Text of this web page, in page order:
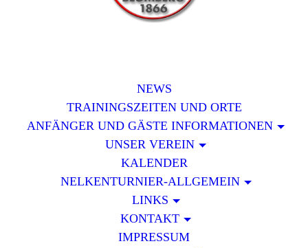
NEWS
TRAININGSZEITEN UND ORTE
ANFÄNGER UND GÄSTE INFORMATIONEN
UNSER VEREIN
KALENDER
NELKENTURNIER-ALLGEMEIN
LINKS
KONTAKT
IMPRESSUM